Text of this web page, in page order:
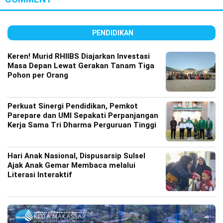
PENDIDIKAN
Keren! Murid RHIIBS Diajarkan Investasi
Masa Depan Lewat Gerakan Tanam Tiga
Pohon per Orang
Perkuat Sinergi Pendidikan, Pemkot
Parepare dan UMI Sepakati Perpanjangan
Kerja Sama Tri Dharma Perguruan Tinggi
Hari Anak Nasional, Dispusarsip Sulsel
Ajak Anak Gemar Membaca melalui
Literasi Interaktif